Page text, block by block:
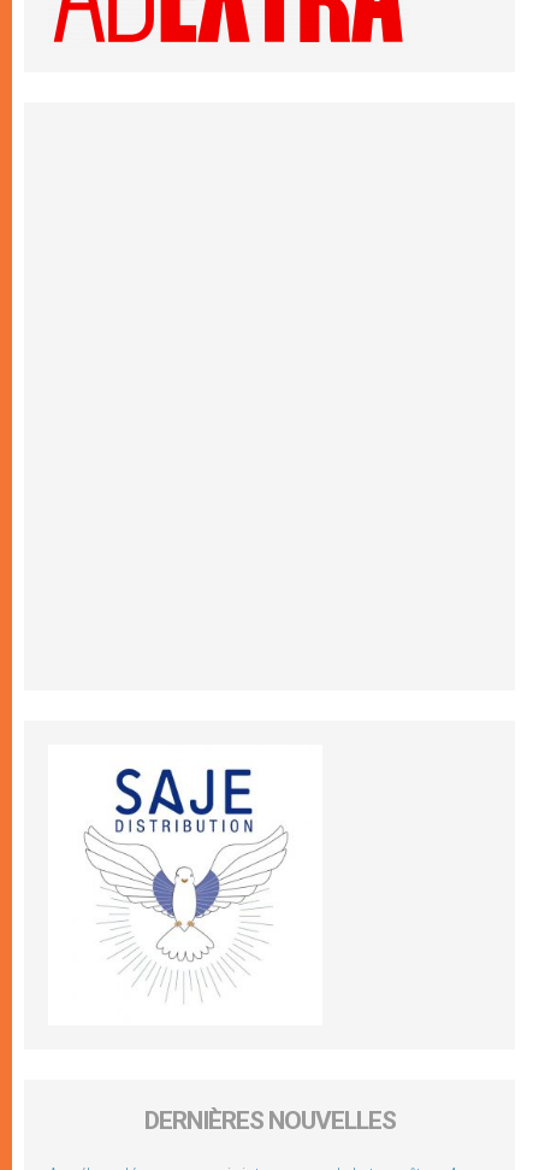
DERNIÈRES NOUVELLES